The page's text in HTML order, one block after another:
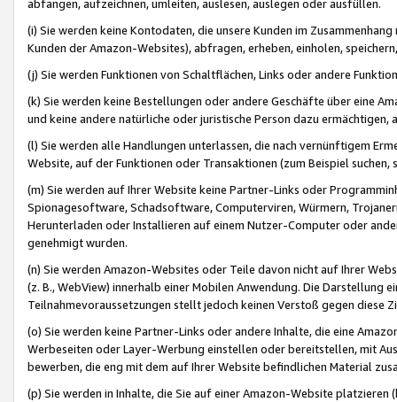
abfangen, aufzeichnen, umleiten, auslesen, auslegen oder ausfüllen.
(i) Sie werden keine Kontodaten, die unsere Kunden im
Kunden der Amazon-Websites), abfragen, erheben, einholen,
(j) Sie werden Funktionen von Schaltflächen, Links oder andere
(k) Sie werden keine Bestellungen oder andere Geschäfte über eine
und keine andere natürliche oder juristische Person dazu
(l) Sie werden alle Handlungen unterlassen, die nach vernünftigem
Website, auf der Funktionen oder Transaktionen (zum Beispiel
(m) Sie werden auf Ihrer Website keine Partner-Links oder
Spionagesoftware, Schadsoftware, Computerviren, Würmern,
Herunterladen oder Installieren auf einem Nutzer-Computer oder
genehmigt wurden.
(n) Sie werden Amazon-Websites oder Teile davon nicht auf Ihrer
(z. B., WebView) innerhalb einer Mobilen Anwendung. Die Darstellung
Teilnahmevoraussetzungen stellt jedoch keinen Verstoß gegen diese
(o) Sie werden keine Partner-Links oder andere Inhalte, die eine
Werbeseiten oder Layer-Werbung einstellen oder bereitstellen, mit
bewerben, die eng mit dem auf Ihrer Website befindlichen Material
(p) Sie werden in Inhalte, die Sie auf einer Amazon-Website